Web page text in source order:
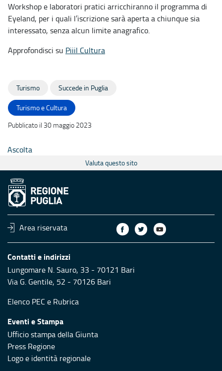
Workshop e laboratori pratici arricchiranno il programma di
Eyeland, per i quali l’iscrizione sarà aperta a chiunque sia
interessato, senza alcun limite anagrafico.
Approfondisci su Piiil Cultura
Turismo Succede in Puglia
Turismo e Cultura
Pubblicato il 30 maggio 2023
Ascolta
Valuta questo sito
Area riservata
Contatti e indirizzi
Lungomare N. Sauro, 33 - 70121 Bari
Via G. Gentile, 52 - 70126 Bari
Elenco PEC e Rubrica
Eventi e Stampa
Ufficio stampa della Giunta
Press Regione
Logo e identità regionale